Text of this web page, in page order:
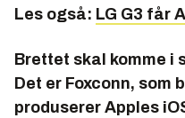
Les også: LG G3 får
Brettet skal komme i
Det er Foxconn, som
produserer Apples